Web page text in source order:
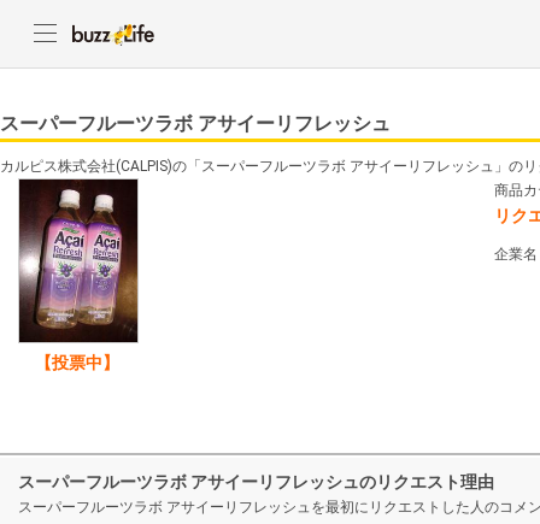
スーパーフルーツラボ アサイーリフレッシュ
カルピス株式会社(CALPIS)の「スーパーフルーツラボ アサイーリフレッシュ」の
【投票中】
商品
リク
企業
スーパーフルーツラボ アサイーリフレッシュのリクエスト理由
スーパーフルーツラボ アサイーリフレッシュを最初にリクエストした人のコメ